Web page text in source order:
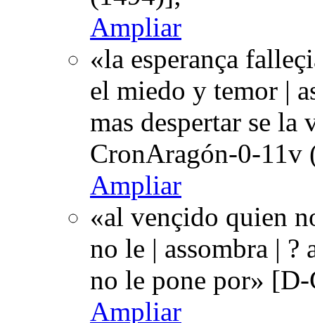
Ampliar
«la esperança
el miedo y temor |
mas despertar se
CronAragón-0-11v
Ampliar
«al vençido quien
no le | assombra | ?
no le pone por»
Ampliar